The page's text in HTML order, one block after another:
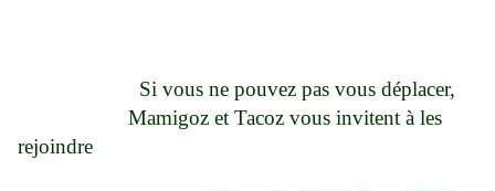
Si vous ne pouvez pas vous déplacer,
Mamigoz et Tacoz vous invitent à les
rejoindre